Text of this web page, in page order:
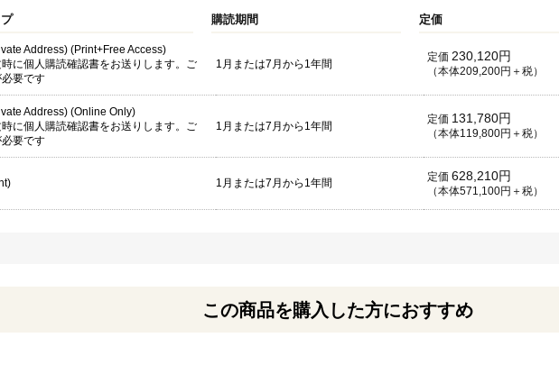
購読期間 定価
Address) (Print+Free Access)
に個人購読確認書をお送りします。ご
要です
1月または7月から1年間
定価 230,120円
（本体209,200円＋税）
Address) (Online Only)
に個人購読確認書をお送りします。ご
要です
1月または7月から1年間
定価 131,780円
（本体119,800円＋税）
1月または7月から1年間 定価 628,210円
（本体571,100円＋税）
この商品を購入した方におすすめ